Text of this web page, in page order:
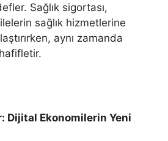
Sağlık sigortası,
sağlık hizmetlerine
aynı zamanda
Dijital Ekonomilerin Yeni